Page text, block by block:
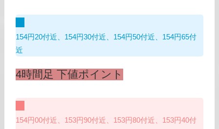
154円20付近、154円30付近、154円50付近、154円65付
近
4時間足 下値ポイント
154円00付近、153円90付近、153円80付近、153円40付